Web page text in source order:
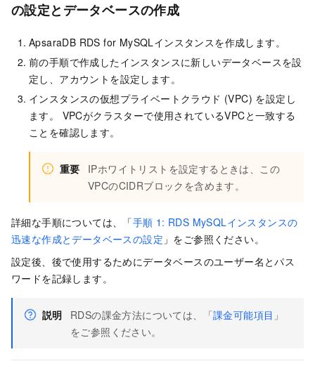
の設定とデータベースの作成
ApsaraDB RDS for MySQLインスタンスを作成します。
前の手順で作成したインスタンスに新しいデータベースを設
定し、アカウントを設定します。
インスタンスの仮想プライベートクラウド (VPC) を設定し
ます。 VPCがクラスターで使用されているVPCと一致する
ことを確認します。
重要
IPホワイトリストを設定するときは、この
VPCのCIDRブロックを含めます。
詳細な手順については、「手順 1: RDS MySQLインスタンスの
迅速な作成とデータベースの設定 」をご参照ください。
設定後、後で使用するためにデータベースのユーザー名とパス
ワードを記録します。
説明 RDSの課金方法については、「課金可能項目 」
をご参照ください。